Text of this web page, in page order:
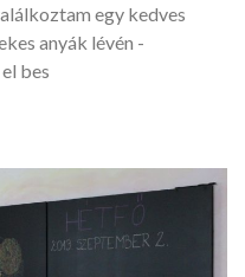
egy kedves
anyák lévén -
bes